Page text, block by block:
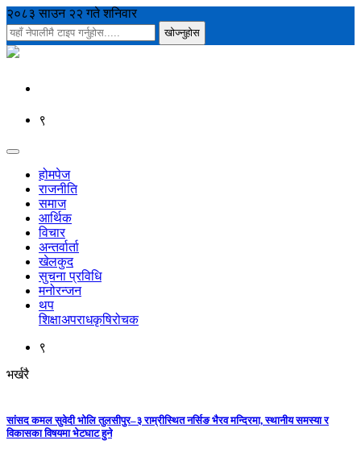
२०८३ साउन २२ गते शनिवार
९
होमपेज
राजनीति
समाज
आर्थिक
विचार
अन्तर्वार्ता
खेलकुद
सुचना प्रविधि
मनोरन्जन
थप
शिक्षाअपराधकृषिरोचक
९
भर्खरै
सांसद कमल सुवेदी भोलि तुलसीपुर–३ राम्रीस्थित नर्सिङ भैरव मन्दिरमा, स्थानीय समस्या र
विकासका विषयमा भेटघाट हुने